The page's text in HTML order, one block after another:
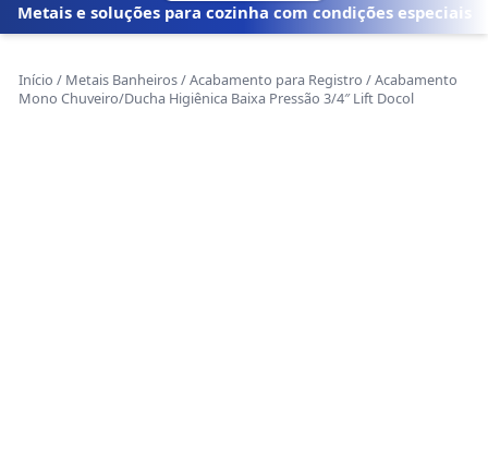
Metais e soluções para cozinha com condições especiais
Início / Metais Banheiros/Acabamento para Registro / Acabamento
Mono Chuveiro/Ducha Higiênica Baixa Pressão 3/4″ Lift Docol